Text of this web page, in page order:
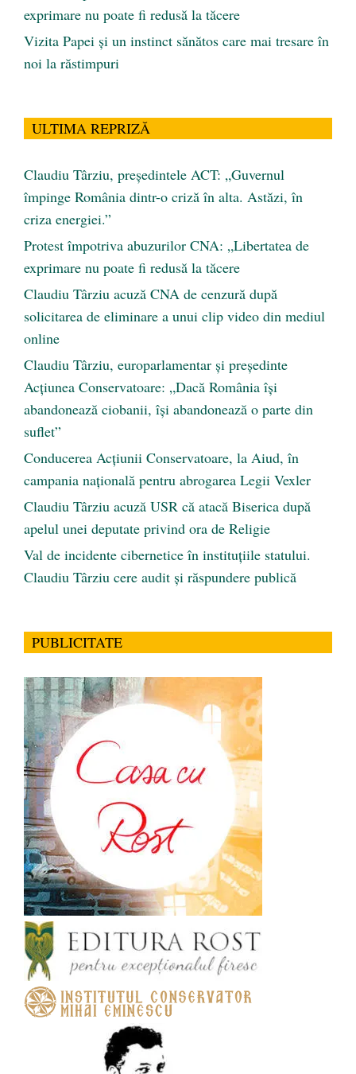
exprimare nu poate fi redusă la tăcere
Vizita Papei și un instinct sănătos care mai tresare în
noi la răstimpuri
ULTIMA REPRIZĂ
Claudiu Târziu, președintele ACT: „Guvernul
împinge România dintr-o criză în alta. Astăzi, în
criza energiei.”
Protest împotriva abuzurilor CNA: „Libertatea de
exprimare nu poate fi redusă la tăcere
Claudiu Târziu acuză CNA de cenzură după
solicitarea de eliminare a unui clip video din mediul
online
Claudiu Târziu, europarlamentar și președinte
Acțiunea Conservatoare: „Dacă România își
abandonează ciobanii, își abandonează o parte din
suflet”
Conducerea Acțiunii Conservatoare, la Aiud, în
campania națională pentru abrogarea Legii Vexler
Claudiu Târziu acuză USR că atacă Biserica după
apelul unei deputate privind ora de Religie
Val de incidente cibernetice în instituțiile statului.
Claudiu Târziu cere audit și răspundere publică
PUBLICITATE